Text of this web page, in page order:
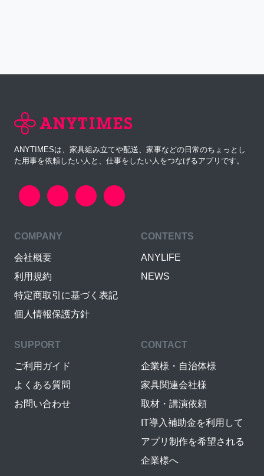
ANYTIMESは、家具組み立てや配送、家事などの日常のちょっとし
た用事を依頼したい人と、仕事をしたい人をつなげるアプリです。
COMPANY
会社概要
利用規約
特定商取引に基づく表記
個人情報保護方針
CONTENTS
ANYLIFE
NEWS
SUPPORT
ご利用ガイド
よくある質問
お問い合わせ
CONTACT
企業様・自治体様
家具関連会社様
取材・講演依頼
IT導入補助金を利用して
アプリ制作を希望される
企業様へ